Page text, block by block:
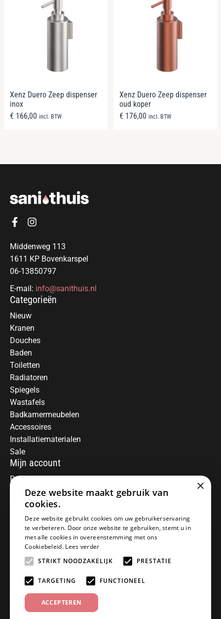
Xenz Duero Zeep dispenser
inox
€ 166,00 incl. BTW
Xenz Duero Zeep dispenser
oud koper
€ 176,00 incl. BTW
Middenweg 113
1611 KP Bovenkarspel
06-13850797
E-mail: info@sanithuis.nl
Categorieën
Nieuw
Kranen
Douches
Baden
Toiletten
Radiatoren
Spiegels
Wastafels
Badkamermeubelen
Accessoires
Installatiematerialen
Sale
Mijn account
Registreren
Mijn bestellingen
Informatie
Over ons
Algemene voorwaarden
Disclaimer
Privacy Policy
Betaalmethoden
Retourneren
Klantenservice
Offerte aanvragen
×
Deze website maakt gebruik van
cookies.
Deze website gebruikt cookies om uw gebruikerservaring
te verbeteren. Door onze website te gebruiken, stemt u in
met alle cookies in overeenstemming met ons
Cookiebeleid. Lees verder
STRIKT NOODZAKELIJK
PRESTATIE
TARGETING FUNCTIONEEL
ACCEPTEREN